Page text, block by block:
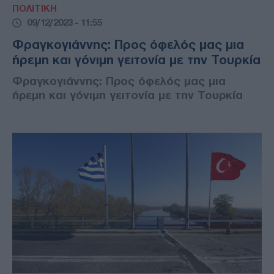
ΠΟΛΙΤΙΚΗ
09/12/2023 - 11:55
Φραγκογιάννης: Προς όφελός μας μια
ήρεμη και γόνιμη γειτονία με την Τουρκία
Φραγκογιάννης: Προς όφελός μας μια
ήρεμη και γόνιμη γειτονία με την Τουρκία